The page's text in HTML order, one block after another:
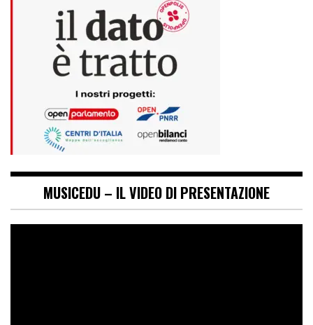
MUSICEDU – IL VIDEO DI PRESENTAZIONE